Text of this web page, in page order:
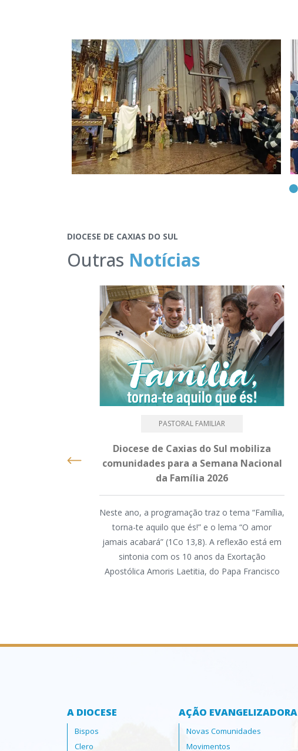
DIOCESE DE CAXIAS DO SUL
Outras Notícias
PASTORAL FAMILIAR
Diocese de Caxias do Sul mobiliza
comunidades para a Semana Nacional
da Família 2026
Neste ano, a programação traz o tema “Família,
torna-te aquilo que és!” e o lema “O amor
jamais acabará” (1Co 13,8). A reflexão está em
sintonia com os 10 anos da Exortação
Apostólica Amoris Laetitia, do Papa Francisco
A DIOCESE
Bispos
Clero
AÇÃO EVANGELIZADORA
Novas Comunidades
Movimentos